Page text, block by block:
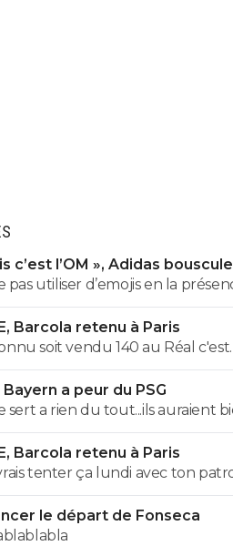
c’est l’OM », Adidas
utiliser d’emojis en la
de l enfance lié à ces
vous pouvez adhérer à son
faire partie d’une « élite »
l utilisation d emojis bien
surtout incompréhensible
sardines. Cordialement.
Barcola retenu à Paris
soit vendu 140 au Réal c'est
de la LDC soit à un
normal ?? Messieurs les anglais allez vous faire
a peur du PSG
sert a rien du tout...ils auraient
peux en écrire 200 des
Barcola retenu à Paris
tenter ça lundi avec ton
répondre
le départ de Fonseca